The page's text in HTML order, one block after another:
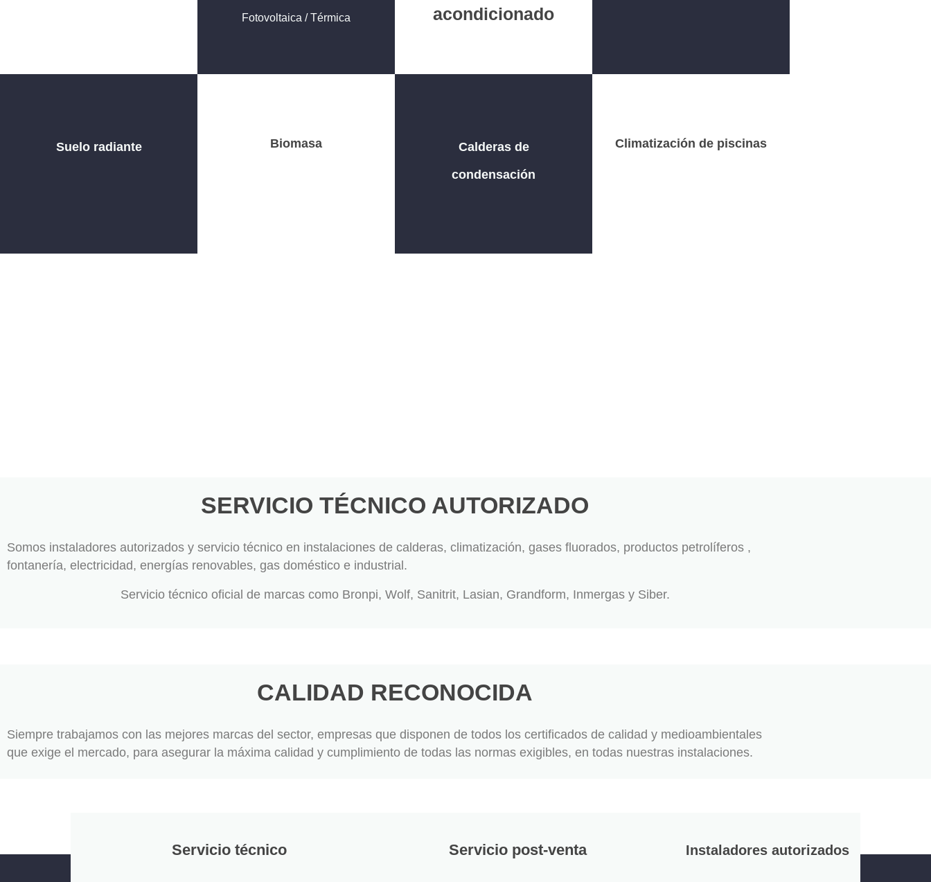
Fotovoltaica / Térmica
acondicionado
Suelo radiante Biomasa
Calderas de
condensación
Climatización de piscinas
SERVICIO TÉCNICO AUTORIZADO
Somos instaladores autorizados y servicio técnico en instalaciones de calderas, climatización, gases fluorados, productos petrolíferos ,
fontanería, electricidad, energías renovables, gas doméstico e industrial.
Servicio técnico oficial de marcas como Bronpi, Wolf, Sanitrit, Lasian, Grandform, Inmergas y Siber.
CALIDAD RECONOCIDA
Siempre trabajamos con las mejores marcas del sector, empresas que disponen de todos los certificados de calidad y medioambientales
que exige el mercado, para asegurar la máxima calidad y cumplimiento de todas las normas exigibles, en todas nuestras instalaciones.
Servicio técnico Servicio post-venta Instaladores autorizados